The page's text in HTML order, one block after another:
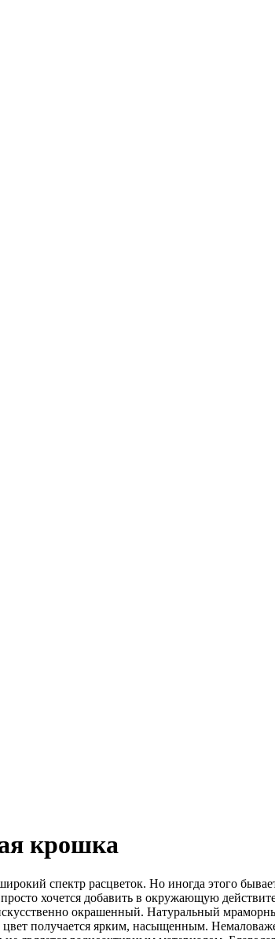
крошка
спектр расцветок. Но иногда этого
хочется добавить в окружающую
окрашенный. Натуральный
получается ярким, насыщенным.